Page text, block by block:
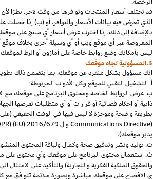
قد تختلف أسعار المنتجات وتوافرها من وقت لآخر. نظرًا لأن
الذي تعرض فيه بيانات الأسعار والتوافر، أو (ب) إذا حصلت
بالإضافة إلىذلك، إذا اخترتعرضأسعار أي منتجعلى
المعروضةعبر أي موقعويبأوأيوسيلةأخرى بخلاف موقع
ليس بأمكانكوضع روابط خاصة على أمازون أو الرط
3.المسؤولية تجاه موقعك
انك مسؤول بشكل منفرد عن موقعك، بما يتضمن ذلك
أ. التشغيل التقني للموقع وكل الأدوات المربوطة؛
ب. عرض الروابط الخاصة ومحتوى البرنامج على موقعك مع
ذاتية أو احكام قضائية أو قرارات أو أي متطلبات تفرضها
بطريقة واضحة وموجزة لا لبس فيها في الوقت الحقيقي
Communications Directive) وال (EU) 2016/679
يدير موقعك).
ت. توليد ونشر وتدقيق صحة وكمال ولباقة المحتوى
ث. استعمال محتوى البرنامج على موقعك وأي محتوى على
والحقوق الملكية الفكرية والتجارية) والتأكيد على الامتثال
ج. الافصاح على موقعك مباشرة وبصورة ملائمة تتوافق مع